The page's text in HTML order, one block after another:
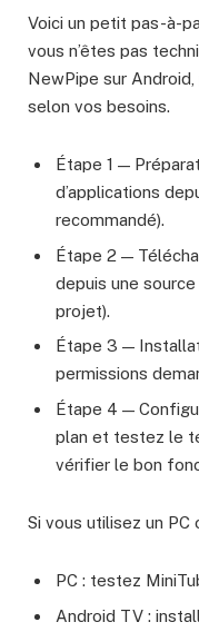
Voici un petit pas-à-
vous n’êtes pas
NewPipe sur
selon vos besoins.
Étape 1 —
d’applications
recommandé).
Étape 2 —
depuis une
projet).
Étape 3 —
permissions
Étape 4 —
plan et testez le
vérifier le bon
Si vous utilisez un PC
PC : testez
Android TV :